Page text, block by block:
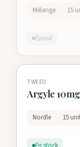
Mélange 15
Épuisé
TWEED
Argyle 10mg
Nordle 15